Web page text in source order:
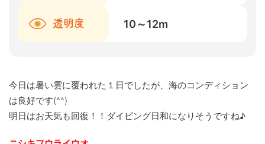
透明度 10～12m
今日は暑い雲に覆われた１日でしたが、海のコンディション
は良好です(^^)
明日はお天気も回復！！ダイビング日和になりそうですね♪